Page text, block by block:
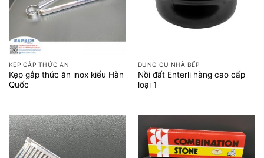
KẸP GẮP THỨC ĂN
Kẹp gắp thức ăn inox kiểu Hàn
Quốc
DỤNG CỤ NHÀ BẾP
Nồi đất Enterli hàng cao cấp
loại 1